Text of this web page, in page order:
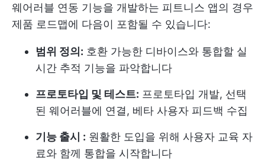
웨어러블 연동 기능을 개발하는 피트니스 앱의 경우
제품 로드맵에 다음이 포함될 수 있습니다:
범위 정의: 호환 가능한 디바이스와 통합할 실
시간 추적 기능을 파악합니다
프로토타입 및 테스트: 프로토타입 개발, 선택
된 웨어러블에 연결, 베타 사용자 피드백 수집
기능 출시 : 원활한 도입을 위해 사용자 교육 자
료와 함께 통합을 시작합니다